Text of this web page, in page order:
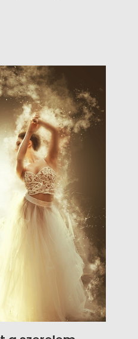
mi
és ezt javasoljuk
férfi számára.
a pontos méretet,
tervezzük meg az
a nagy napon
szegeződik a
az urakra is!
méltóak!
figyeljenek a
kiválasztásánál!